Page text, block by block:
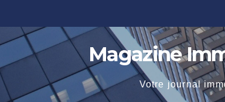
Magazine
Votre journal